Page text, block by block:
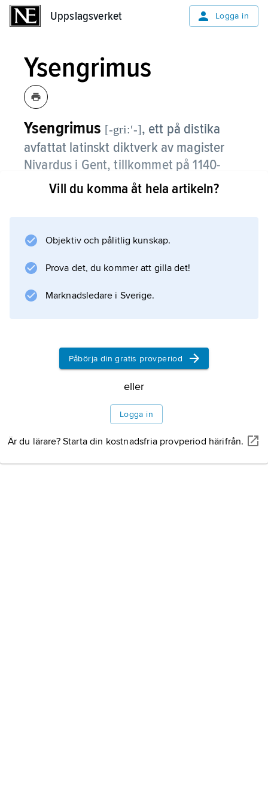
Uppslagsverket Logga in
Ysengrimus
Ysengrimus [-gri:ʹ-], ett på distika
avfattat latinskt diktverk av magister
Nivardus i Gent, tillkommet på 1140-
talet och en av förlagorna till
Clouds ”Roman de Renart” (1170-talet).
Ysengrimus eller Isegrim är namnet på den i
dessa berättelser uppträdande vargen.
Vill du komma åt hela artikeln?
Objektiv och pålitlig kunskap.
Prova det, du kommer att gilla det!
Marknadsledare i Sverige.
Påbörja din gratis provperiod
eller
Logga in
Är du lärare? Starta din kostnadsfria provperiod härifrån.